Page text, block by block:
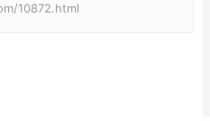
10872.html